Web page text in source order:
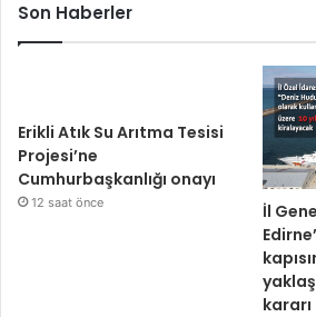
Son Haberler
Erikli Atık Su Arıtma Tesisi
Projesi’ne
Cumhurbaşkanlığı onayı
12 saat önce
İl
kararı